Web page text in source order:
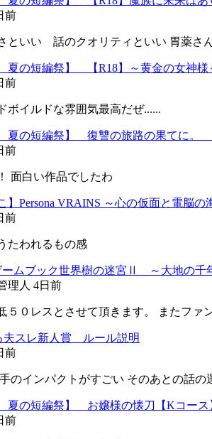
前
といい 話のクオリティといい 胃薬さ
夏の短編祭】 【R18】～黄金の女神
前
ボイルドな雰囲気最高だぜ......
夏の短編祭】 復讐の旅路の果てに。
前
面白い作品でしたわ
】Persona VRAINS ～心の仮面と電脳
前
たわれるもの感
ームブック世界樹の迷宮Ⅱ ～大地の
理人 4日前
５０レスとさせて頂きます。 またファ
夫スレ新人賞 ルール説明
前
のインパクトがすごい そのあとの話
夏の短編祭】 お嬢様の懐刀【Kコース
前